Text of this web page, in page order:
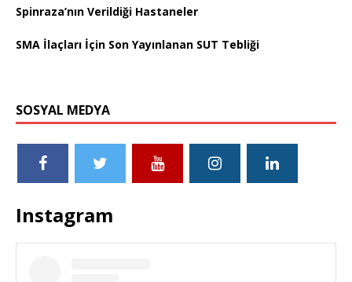
Spinraza’nın Verildiği Hastaneler
SMA İlaçları İçin Son Yayınlanan SUT Tebliği
SOSYAL MEDYA
Instagram